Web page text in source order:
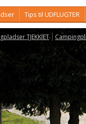
Tips til UDFLUGTER
TJEKKIET